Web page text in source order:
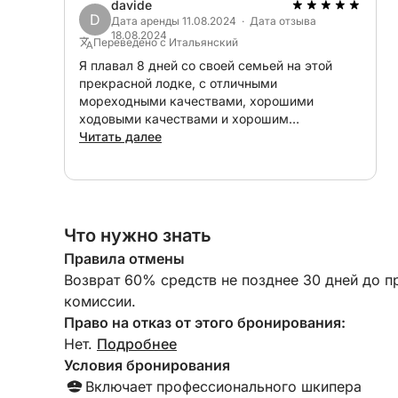
- Телевизор
- Две двуспальные кровати
• Экстерьер:
- Много мест для сидения
- Большая лежанка для загара
- Оборудование безопасности:
- Полный комплект спасательного
- Люк моторного отсека с электроприводом
⚙ Двигатели:
Оснащены двумя бензиновыми двигателями
D
davide
Дата аренды 11.08.2024 · Дата отзыва
18.08.2024
Переведено с Итальянский
Я плавал 8 дней со своей семьей на этой
прекрасной лодке, с отличными
мореходными качествами, хорошими
ходовыми качествами и хорошим
комфортом. Я рекомендую это. Андреа —
Читать далее
Что нужно знать
Правила отмены
Возврат 60% средств не позднее 30 дней до
комиссии.
Право на отказ от этого бронирования:
Нет. Подробнее
Условия бронирования
Включает профессионального шкипера